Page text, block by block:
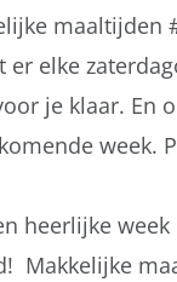
maaltijden
er elke
je klaar. En
week.
heerlijke
Makkelijke